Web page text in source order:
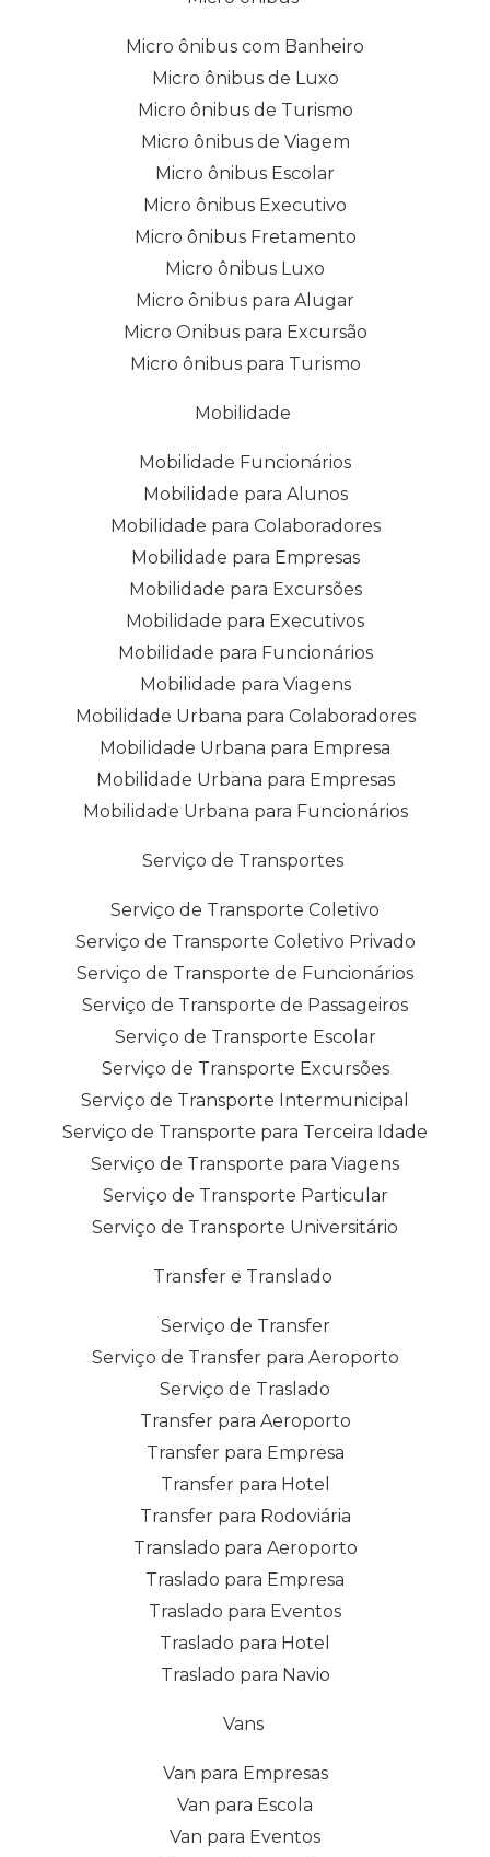
Micro ônibus com Banheiro
Micro ônibus de Luxo
Micro ônibus de Turismo
Micro ônibus de Viagem
Micro ônibus Escolar
Micro ônibus Executivo
Micro ônibus Fretamento
Micro ônibus Luxo
Micro ônibus para Alugar
Micro Onibus para Excursão
Micro ônibus para Turismo
Mobilidade
Mobilidade Funcionários
Mobilidade para Alunos
Mobilidade para Colaboradores
Mobilidade para Empresas
Mobilidade para Excursões
Mobilidade para Executivos
Mobilidade para Funcionários
Mobilidade para Viagens
Mobilidade Urbana para Colaboradores
Mobilidade Urbana para Empresa
Mobilidade Urbana para Empresas
Mobilidade Urbana para Funcionários
Serviço de Transportes
Serviço de Transporte Coletivo
Serviço de Transporte Coletivo Privado
Serviço de Transporte de Funcionários
Serviço de Transporte de Passageiros
Serviço de Transporte Escolar
Serviço de Transporte Excursões
Serviço de Transporte Intermunicipal
Serviço de Transporte para Terceira Idade
Serviço de Transporte para Viagens
Serviço de Transporte Particular
Serviço de Transporte Universitário
Transfer e Translado
Serviço de Transfer
Serviço de Transfer para Aeroporto
Serviço de Traslado
Transfer para Aeroporto
Transfer para Empresa
Transfer para Hotel
Transfer para Rodoviária
Translado para Aeroporto
Traslado para Empresa
Traslado para Eventos
Traslado para Hotel
Traslado para Navio
Vans
Van para Empresas
Van para Escola
Van para Eventos